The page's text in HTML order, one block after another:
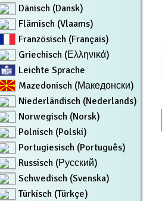
Dänisch (Dansk)
Flämisch (Vlaams)
Französisch (Français)
Griechisch (Ελληνικά)
Leichte Sprache
Mazedonisch (Македонски)
Niederländisch (Nederlands)
Norwegisch (Norsk)
Polnisch (Polski)
Portugiesisch (Português)
Russisch (Русский)
Schwedisch (Svenska)
Türkisch (Türkçe)